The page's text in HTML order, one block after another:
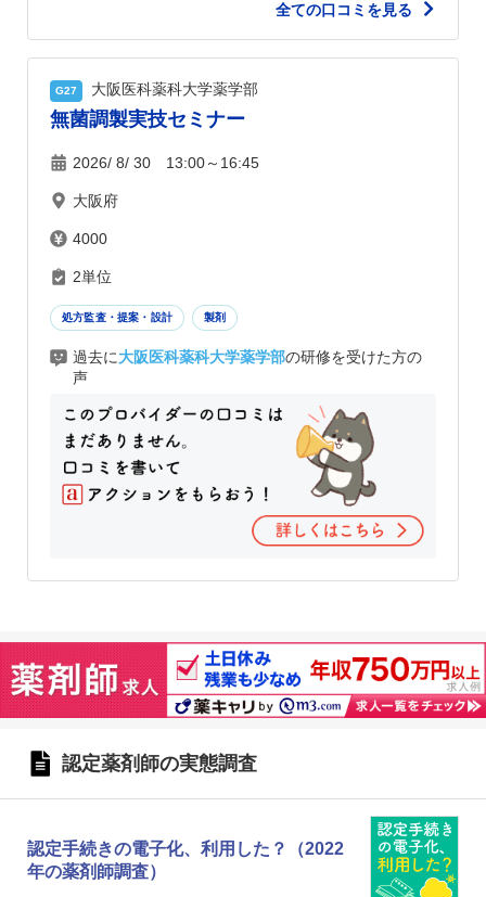
全ての口コミを見る
G27 大阪医科薬科大学薬学部
無菌調製実技セミナー
2026/ 8/ 30 13:00～16:45
大阪府
4000
2単位
処方監査・提案・設計 製剤
過去に大阪医科薬科大学薬学部の研修を受けた方の
声
認定薬剤師の実態調査
認定手続きの電子化、利用した？（2022
年の薬剤師調査）